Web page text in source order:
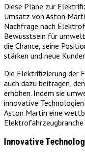
Diese Pläne zur
Umsatz von Aston
Nachfrage nach
Bewusstsein für
die Chance, seine
stärken und neue
Die Elektrifizierung der
auch dazu beitragen,
erhöhen. Indem sie
innovative
Aston Martin eine
Elektrofahrzeugbranche
Innovative